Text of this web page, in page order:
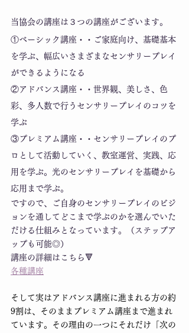
当協会の講座は３つの講座がございます。
①ベーシック講座・・ご家庭向け、基礎基本
を学ぶ、幅広いさまざまなセンサリープレイ
ができるようになる
②アドバンス講座・・世界観、美しさ、色
彩、多人数で行うセンサリープレイのコツを
学ぶ
③プレミアム講座・・センサリープレイのプ
ロとして活動していく、教室運営、実践、応
用を学ぶ。光のセンサリープレイを基礎から
応用まで学ぶ。
ですので、ご自身のセンサリープレイのビジ
ョンを通してどこまで学ぶのかを選んでいた
だける仕組みとなっています。（ステップア
ップも可能◎）
講座の詳細はこちら🔻
各種講座
そして実はアドバンス講座に進まれる方の約
9割は、そのままプレミアム講座まで進まれ
ています。その理由の一つにそれだけ「次の